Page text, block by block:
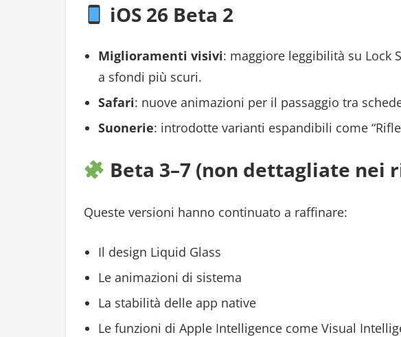
iOS 26 Beta 2
Miglioramenti visivi: maggiore leggibilità su Lock
a sfondi più scuri.
Safari: nuove animazioni per il passaggio tra
Suonerie: introdotte varianti espandibili come
Beta 3–7 (non dettagliate nei
Queste versioni hanno continuato a raffinare:
Il design Liquid Glass
Le animazioni di sistema
La stabilità delle app native
Le funzioni di Apple Intelligence come Visual